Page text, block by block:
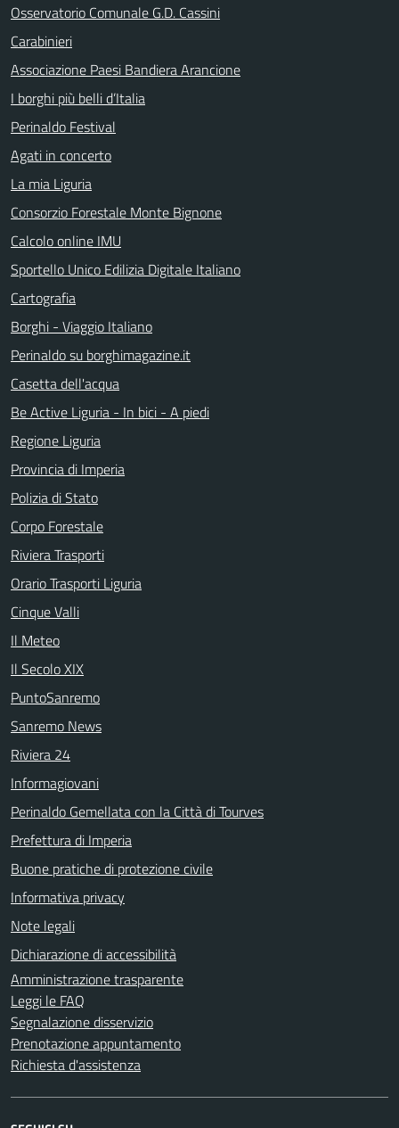
Osservatorio Comunale G.D. Cassini
Carabinieri
Associazione Paesi Bandiera Arancione
I borghi più belli d’Italia
Perinaldo Festival
Agati in concerto
La mia Liguria
Consorzio Forestale Monte Bignone
Calcolo online IMU
Sportello Unico Edilizia Digitale Italiano
Cartografia
Borghi - Viaggio Italiano
Perinaldo su borghimagazine.it
Casetta dell'acqua
Be Active Liguria - In bici - A piedi
Regione Liguria
Provincia di Imperia
Polizia di Stato
Corpo Forestale
Riviera Trasporti
Orario Trasporti Liguria
Cinque Valli
Il Meteo
Il Secolo XIX
PuntoSanremo
Sanremo News
Riviera 24
Informagiovani
Perinaldo Gemellata con la Città di Tourves
Prefettura di Imperia
Buone pratiche di protezione civile
Informativa privacy
Note legali
Dichiarazione di accessibilità
Amministrazione trasparente
Leggi le FAQ
Segnalazione disservizio
Prenotazione appuntamento
Richiesta d'assistenza